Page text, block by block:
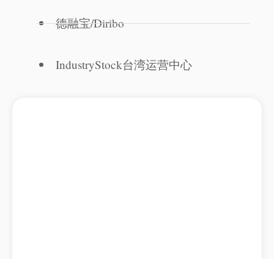
德融宝/Diribo
IndustryStock台湾运营中心